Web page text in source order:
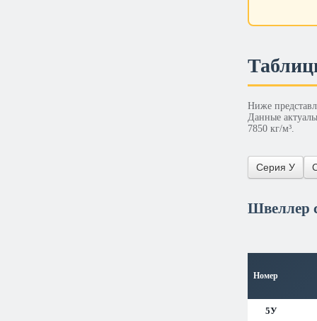
Ниже
Данные
7850 кг/м³.
Серия У
Швеллер
Номер
5У